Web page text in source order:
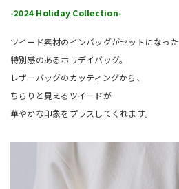
-2024 Holiday Collection-
ツイード素材のインバッグがセットになった
特別感のあるホリデイバッグ。
レザーバッグのカッティングから、
ちらりと見えるツイードが
華やかな印象をプラスしてくれます。